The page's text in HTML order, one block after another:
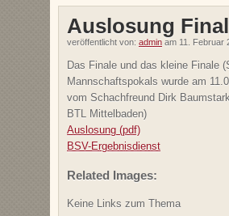
Auslosung
veröffentlicht von: admin am 11. Februar
Das Finale und das kleine Finale
Mannschaftspokals wurde am
vom Schachfreund Dirk
BTL Mittelbaden)
Auslosung (pdf)
BSV-Ergebnisdienst
Related Images:
Keine Links zum Thema